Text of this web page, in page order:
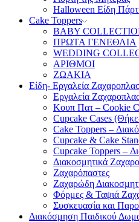
Halloween Είδη
Cake Toppers
BABY
ΠΡΩΤΑ ΓΕΝΕΘΛΙΑ
WEDDING
ΑΡΙΘΜΟΙ
ΖΩΑΚΙΑ
Είδη- Εργαλεία
Εργαλεία
Κουπ Πατ – Cookie
Cupcake Cases
Cake Toppers –
Cupcake & Cake
Cupcake Toppers –
Διακοσμητικά
Ζαχαρόπαστες
Ζαχαρώδη
Φόρμες & Ταψιά
Συσκευασία και
Διακόσμηση Παιδικού